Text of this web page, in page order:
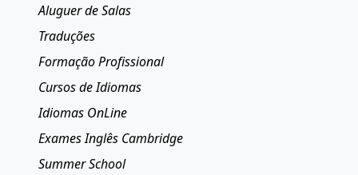
Aluguer de Salas
Traduções
Formação Profissional
Cursos de Idiomas
Idiomas OnLine
Exames Inglês Cambridge
Summer School